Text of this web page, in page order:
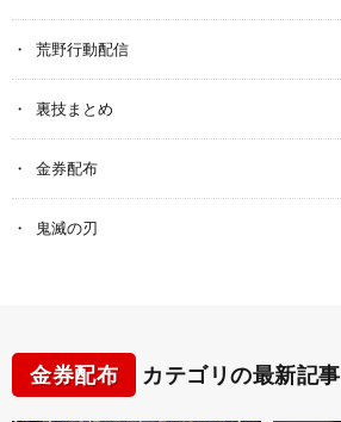
荒野行動配信
裏技まとめ
金券配布
鬼滅の刃
金券配布 カテゴリの最新記事